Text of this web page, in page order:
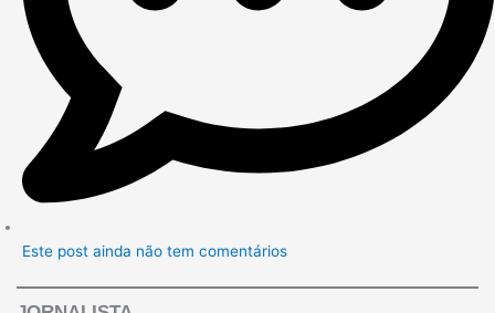
Este post ainda não tem comentários